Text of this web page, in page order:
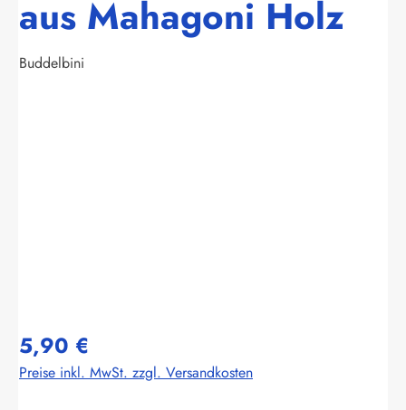
aus Mahagoni Holz
Buddelbini
5,90 €
Preise inkl. MwSt. zzgl. Versandkosten